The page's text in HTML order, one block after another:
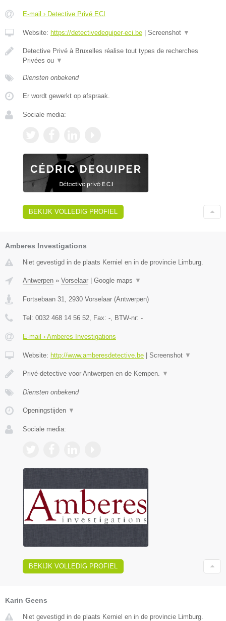
E-mail › Detective Privé ECI
Website: https://detectivedequiper-eci.be Screenshot ▼
Detective Privé à Bruxelles réalise tout types de recherches
Privées ou ▼
Diensten onbekend
Er wordt gewerkt op afspraak.
Sociale media:
BEKIJK VOLLEDIG PROFIEL
Amberes Investigations
Niet gevestigd in de plaats Kerniel en in de provincie Limburg.
Antwerpen » Vorselaar Google maps ▼
Fortsebaan 31 2930 Vorselaar (Antwerpen)
Tel: 0032 468 14 56 52 , Fax: - , BTW-nr: -
E-mail › Amberes Investigations
Website: http://www.amberesdetective.be Screenshot ▼
Privé-detective voor Antwerpen en de Kempen. ▼
Diensten onbekend
Openingstijden ▼
Sociale media:
BEKIJK VOLLEDIG PROFIEL
Karin Geens
Niet gevestigd in de plaats Kerniel en in de provincie Limburg.